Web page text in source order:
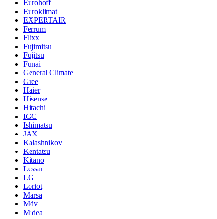
Eurohoff
Euroklimat
EXPERTAIR
Ferrum
Flixx
Fujimitsu
Fujitsu
Funai
General Climate
Gree
Haier
Hisense
Hitachi
IGC
Ishimatsu
JAX
Kalashnikov
Kentatsu
Kitano
Lessar
LG
Loriot
Marsa
Mdv
Midea